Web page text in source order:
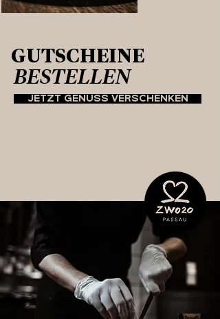
BESTELLEN
GUTSCHEINE
JETZT GENUSS VERSCHENKEN